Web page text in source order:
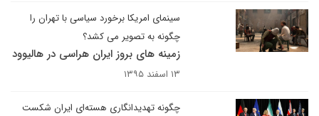
سینمای امریکا برخورد سیاسی با تهران را
چگونه به تصویر می کشد؟
زمینه های بروز ایران هراسی در هالیوود
۱۳ اسفند ۱۳۹۵
چگونه تهدیدانگاری هسته‌ای ایران شکست